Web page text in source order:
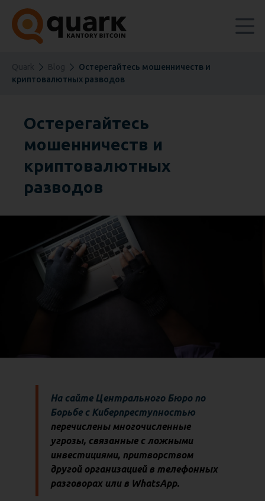
Остерегайтесь мошенничеств и
криптовалютных разводов
Остерегайтесь
мошенничеств и
криптовалютных
разводов
На сайте Центрального Бюро по
Борьбе с Киберпреступностью
перечислены многочисленные
угрозы, связанные с ложными
инвестициями, притворством
другой организацией в телефонных
разговорах или в WhatsApp.